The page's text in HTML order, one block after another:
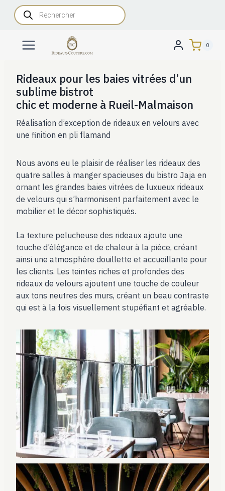
AllerRecherche
de
produits
0
Rideaux pour les baies vitrées d’un
sublime bistrot
chic et moderne à Rueil-Malmaison
Réalisation d’exception de rideaux en velours avec
une finition en pli flamand
Nous avons eu le plaisir de réaliser les rideaux des
quatre salles à manger spacieuses du bistro Jaja en
ornant les grandes baies vitrées de luxueux rideaux
de velours qui s’harmonisent parfaitement avec le
mobilier et le décor sophistiqués.
La texture pelucheuse des rideaux ajoute une
touche d’élégance et de chaleur à la pièce, créant
ainsi une atmosphère douillette et accueillante pour
les clients. Les teintes riches et profondes des
rideaux de velours ajoutent une touche de couleur
aux tons neutres des murs, créant un beau contraste
qui est à la fois visuellement stupéfiant et agréable.